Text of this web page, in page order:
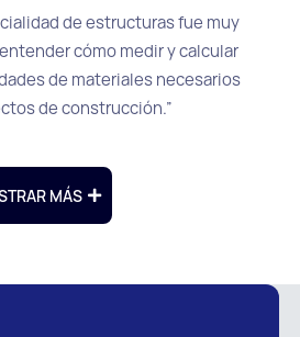
de estructuras fue muy
cómo medir y calcular
de materiales necesarios
de construcción.”
MÁS